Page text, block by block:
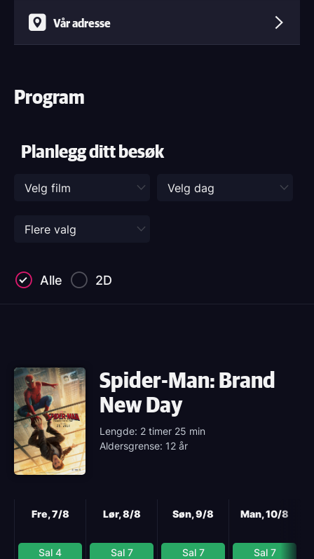
Vår adresse
Program
Planlegg ditt besøk
Alle 2D
Spider-Man: Brand
New Day
Lengde: 2 timer 25 min
Aldersgrense: 12 år
Fre, 7/8
Sal 4
Lør, 8/8
Sal 7
Søn, 9/8
Sal 7
Man, 10/8
Sal 7